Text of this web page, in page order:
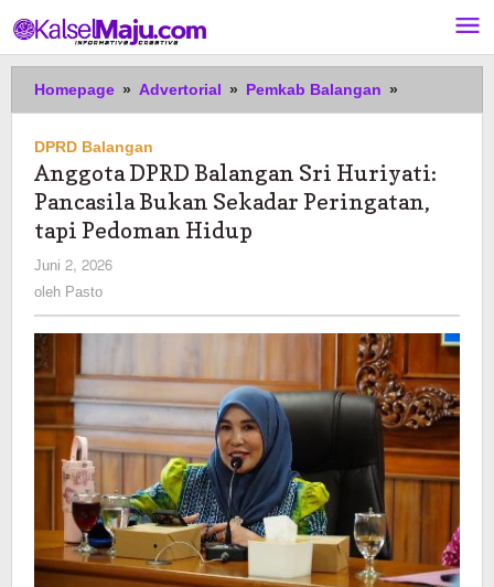
ke
konten
Homepage » Advertorial » Pemkab Balangan »
DPRD
Huriyati:
Pancasila
Pedoman
Hidup
DPRD Balangan
Anggota DPRD Balangan Sri Huriyati:
Pancasila Bukan Sekadar Peringatan,
tapi Pedoman Hidup
Juni 2, 2026
oleh Pasto